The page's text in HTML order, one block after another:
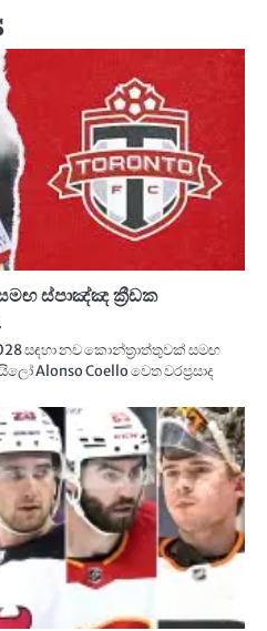
ස්පාඤ්ඤ ක්‍රීඩක
සඳහා නව කොන්ත්‍රාත්තුවක් සමඟ
Alonso Coello වෙත වරප්‍රසාද